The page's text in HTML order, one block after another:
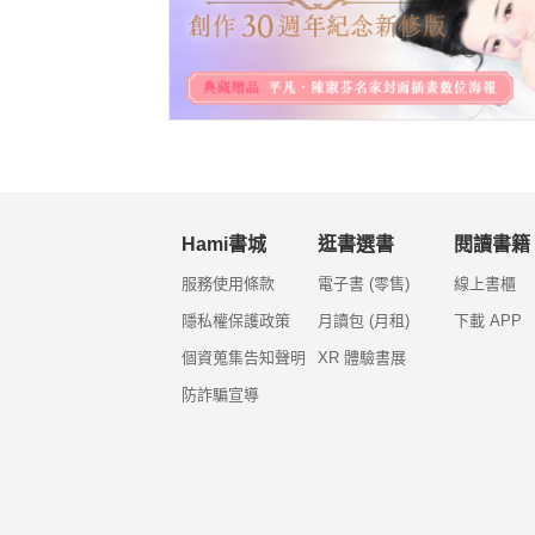
Hami書城
服務使用條款
隱私權保護政策
個資蒐集告知聲明
防詐騙宣導
逛書選書
電子書 (零售)
月讀包 (月租)
XR 體驗書展
閱讀書籍
線上書櫃
下載 APP